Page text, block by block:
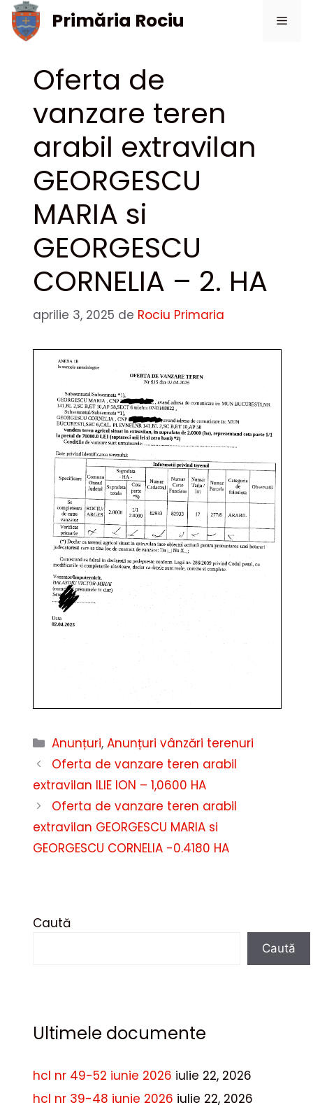
Sari
conținut
Primăria Rociu
Oferta de
vanzare teren
arabil extravilan
GEORGESCU
MARIA si
GEORGESCU
CORNELIA – 2. HA
aprilie 3, 2025 de Rociu Primaria
Categorii
Anunțuri,Anunțuri vânzări terenuri
Oferta de vanzare teren arabil
extravilan ILIE ION – 1,0600 HA
Oferta de vanzare teren arabil
extravilan GEORGESCU MARIA si
GEORGESCU CORNELIA -0.4180 HA
Caută
Caută
Ultimele documente
hcl nr 49-52 iunie 2026 iulie 22, 2026
hcl nr 39-48 iunie 2026 iulie 22, 2026